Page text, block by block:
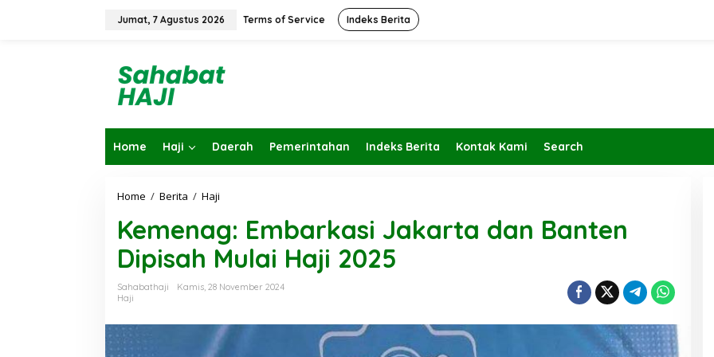
Jumat, 7 Agustus 2026 Terms of Service Indeks Berita
Home Haji Daerah Pemerintahan Indeks Berita Kontak Kami Search
Home / Berita / Haji
m
e
n
a
g
m
b
Kemenag: Embarkasi Jakarta dan Banten
Dipisah Mulai Haji 2025
Sahabathaji
Kamis, 28 November 2024
Haji
KBIHU Pada Jalurnya